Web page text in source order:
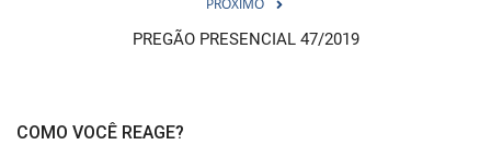
PRÓXIMO
PREGÃO PRESENCIAL 47/2019
COMO VOCÊ REAGE?